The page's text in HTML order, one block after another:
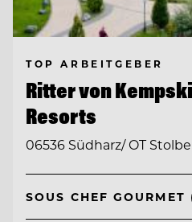
TOP ARBEITGEBER
Ritter von
Resorts
06536 Südharz/ OT
SOUS CHEF